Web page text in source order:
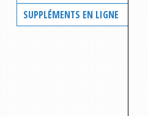
SUPPLÉMENTS EN LIGNE